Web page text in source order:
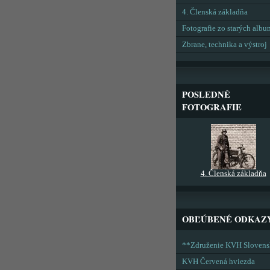
4. Členská základňa
Fotografie zo starých
Zbrane, technika a výstroj
POSLEDNÉ
FOTOGRAFIE
4. Členská základňa
OBĽÚBENÉ
**Združenie KVH
KVH Červená hviezda